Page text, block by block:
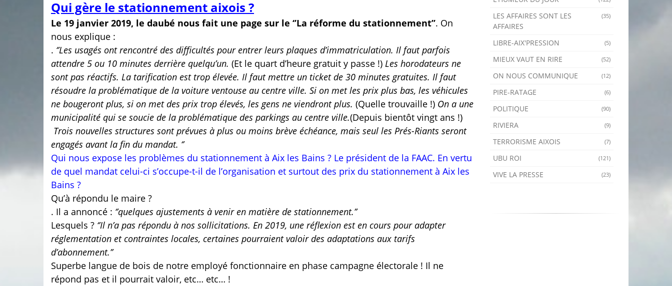
Qui gère le stationnement aixois ?
Le 19 janvier 2019, le daubé nous fait une page sur le ‘’La réforme du stationnement’’. On
nous explique :
. ‘’Les usagés ont rencontré des difficultés pour entrer leurs plaques d’immatriculation. Il faut parfois
attendre 5 ou 10 minutes derrière quelqu’un. (Et le quart d’heure gratuit y passe !) Les horodateurs ne
sont pas réactifs. La tarification est trop élevée. Il faut mettre un ticket de 30 minutes gratuites. Il faut
résoudre la problématique de la voiture ventouse au centre ville. Si on met les prix plus bas, les véhicules
ne bougeront plus, si on met des prix trop élevés, les gens ne viendront plus. (Quelle trouvaille !) On a une
municipalité qui se soucie de la problématique des parkings au centre ville.(Depuis bientôt vingt ans !)
Trois nouvelles structures sont prévues à plus ou moins brève échéance, mais seul les Prés-Riants seront
engagés avant la fin du mandat. ‘’
Qui nous expose les problèmes du stationnement à Aix les Bains ? Le président de la FAAC. En vertu
de quel mandat celui-ci s’occupe-t-il de l’organisation et surtout des prix du stationnement à Aix les
Bains ?
Qu’à répondu le maire ?
. Il a annoncé : ‘’quelques ajustements à venir en matière de stationnement.’’
Lesquels ? ‘’Il n’a pas répondu à nos sollicitations. En 2019, une réflexion est en cours pour adapter
réglementation et contraintes locales, certaines pourraient valoir des adaptations aux tarifs
d’abonnement.’’
Superbe langue de bois de notre employé fonctionnaire en phase campagne électorale ! Il ne
répond pas et il pourrait valoir, etc… etc… !
(35)
LES AFFAIRES SONT LES
AFFAIRES
(5)
LIBRE-AIX'PRESSION
(52)
MIEUX VAUT EN RIRE
(12)
ON NOUS COMMUNIQUE
(6)
PIRE-RATAGE
(90)
POLITIQUE
(9)
RIVIERA
(7)
TERRORISME AIXOIS
(121)
UBU ROI
(23)
VIVE LA PRESSE